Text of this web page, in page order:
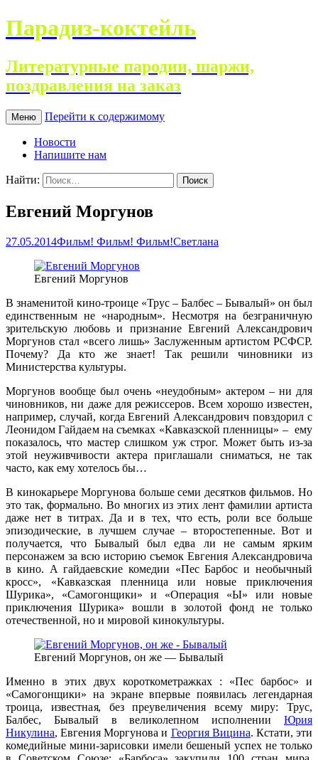
Парадиз-коктейль
Литературные пародии, шаржи,
поздравления на заказ
Меню Перейти к содержимому
Новости
Напишите нам
Найти:
Евгений Моргунов
27.05.2014Фильм! Фильм! Фильм!Светлана
Евгений Моргунов
В знаменитой кино-троице «Трус – Балбес – Бывалый» он был
единственным не «народным». Несмотря на безграничную
зрительскую любовь и признание Евгений Александрович
Моргунов стал «всего лишь» Заслуженным артистом РСФСР.
Почему? Да кто же знает! Так решили чиновники из
Министерства культуры.
Моргунов вообще был очень «неудобным» актером – ни для
чиновников, ни даже для режиссеров. Всем хорошо известен,
например, случай, когда Евгений Александрович повздорил с
Леонидом Гайдаем на съемках «Кавказской пленницы» – ему
показалось, что мастер слишком уж строг. Может быть из-за
этой неуживчивости актера приглашали сниматься, не так
часто, как ему хотелось бы…
В кинокарьере Моргунова больше семи десятков фильмов. Но
это так, формально. Во многих из этих лент фамилии артиста
даже нет в титрах. Да и в тех, что есть, роли все больше
эпизодические, в лучшем случае – второстепенные. Вот и
получается, что Бывалый был едва ли не самым ярким
персонажем за всю историю съемок Евгения Александровича
в кино. А гайдаевские комедии «Пес Барбос и необычный
кросс», «Кавказская пленница или новые приключения
Шурика», «Самогонщики» и «Операция «Ы» или новые
приключения Шурика» вошли в золотой фонд не только
отечественной, но и мировой кинокультуры.
Евгений Моргунов, он же — Бывалый
Именно в этих двух короткометражках : «Пес барбос» и
«Самогонщики» на экране впервые появилась легендарная
троица, известная, без преувеличения всему миру: Трус,
Балбес, Бывалый в великолепном исполнении Юрия
Никулина, Евгения Моргунова и Георгия Вицина. Кстати, эти
комедийные мини-зарисовки имели бешеный успех не только